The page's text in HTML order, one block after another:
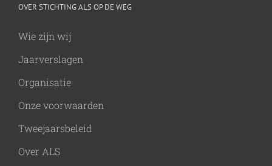
OVER STICHTING ALS OP DE WEG
Wie zijn wij
Jaarverslagen
Organisatie
Onze voorwaarden
Tweejaarsbeleid
Over ALS